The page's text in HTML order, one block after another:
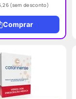
(sem desconto)
Comprar